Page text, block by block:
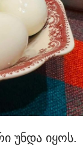
უნდა იყოს.